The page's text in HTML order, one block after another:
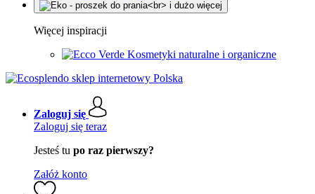
Więcej inspiracji
Kosmetyki naturalne i organiczne
Zaloguj się
Zaloguj się teraz
Jesteś tu po raz pierwszy?
Załóż konto